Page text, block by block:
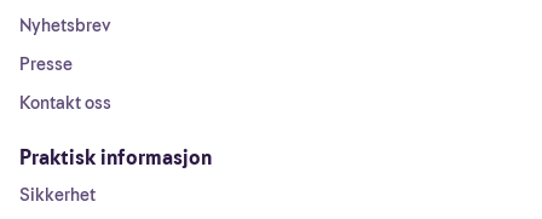
Nyhetsbrev
Presse
Kontakt oss
Praktisk informasjon
Sikkerhet